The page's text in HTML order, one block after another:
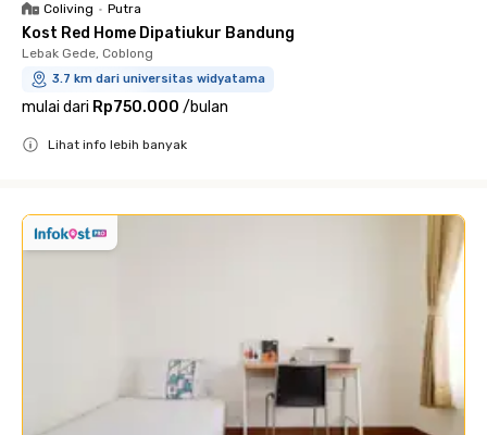
Coliving • Putra
Kost Red Home Dipatiukur Bandung
Lebak Gede, Coblong
3.7 km dari universitas widyatama
mulai dari Rp750.000 /bulan
Lihat info lebih banyak